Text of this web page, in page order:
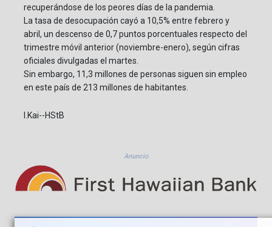
recuperándose de los peores días de la pandemia.
La tasa de desocupación cayó a 10,5% entre febrero y
abril, un descenso de 0,7 puntos porcentuales respecto del
trimestre móvil anterior (noviembre-enero), según cifras
oficiales divulgadas el martes.
Sin embargo, 11,3 millones de personas siguen sin empleo
en este país de 213 millones de habitantes.
I.Kai--HStB
Anuncio